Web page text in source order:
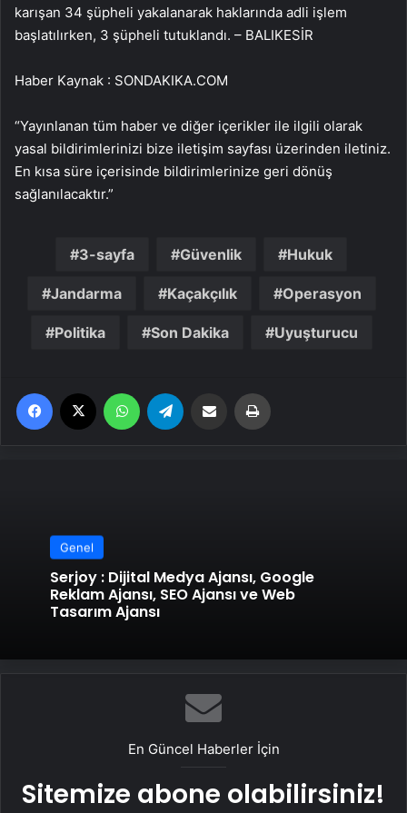
karışan 34 şüpheli yakalanarak haklarında adli işlem
başlatılırken, 3 şüpheli tutuklandı. – BALIKESİR
Haber Kaynak : SONDAKIKA.COM
“Yayınlanan tüm haber ve diğer içerikler ile ilgili olarak
yasal bildirimlerinizi bize iletişim sayfası üzerinden iletiniz.
En kısa süre içerisinde bildirimlerinize geri dönüş
sağlanılacaktır.”
3-sayfa Güvenlik Hukuk
Jandarma Kaçakçılık Operasyon
Politika Son Dakika Uyuşturucu
Facebook WhatsApp Email'den paylaş
Genel
Serjoy : Dijital Medya Ajansı, Google
Reklam Ajansı, SEO Ajansı ve Web
Tasarım Ajansı
En Güncel Haberler İçin
Sitemize abone olabilirsiniz!